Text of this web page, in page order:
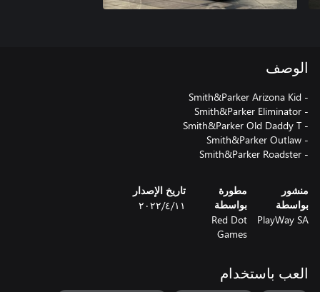
الوصف
- Smith&Parker Roadster
منشور
بواسطة
PlayWay SA
مطورة
بواسطة
Red Dot
Games
تاريخ الإصدار
١١‏/٤‏/٢٠٢٢
العب باستخدام